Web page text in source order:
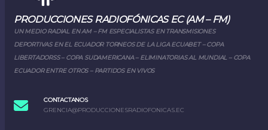
PRODUCCIONES RADIOFÓNICAS EC (AM – FM)
UN MEDIO RADIAL EN AM – FM ESPECIALISTAS EN TRANSMISIONES
DEPORTIVAS EN EL ECUADOR TORNEOS DE LA LIGA ECUABET – COPA
LIBERTADORSS – COPA SUDAMERICANA – ELIMINATORIAS AL MUNDIAL – COPA
ECUADOR ENTRE OTROS – PARTIDOS EN VIVOS
CONTACTANOS
GRENCIA@PRODUCCIONESRADIOFONICAS.EC